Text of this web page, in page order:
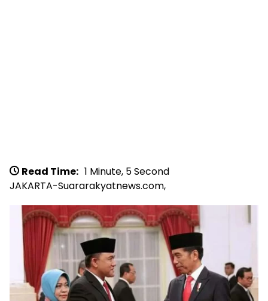
Read Time: 1 Minute, 5 Second
JAKARTA-Suararakyatnews.com,